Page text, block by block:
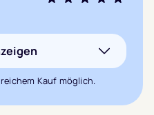
5.0von 5,
basierend auf
Kundenbewertungen
Kauf möglich.